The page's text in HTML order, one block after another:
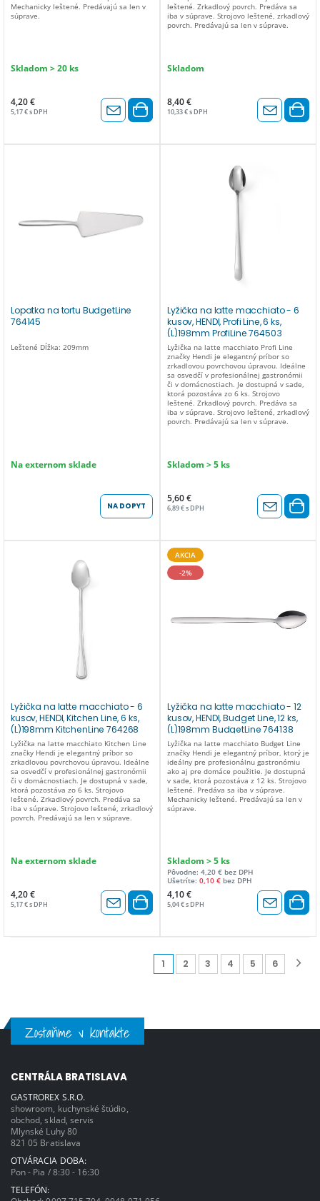
Mechanicky leštené. Predávajú sa len v
súprave.
Skladom > 20 ks
4,20 €
5,17 € s DPH
leštené. Zrkadlový povrch. Predáva sa
iba v súprave. Strojovo leštené, zrkadlový
povrch. Predávajú sa len v súprave.
Skladom
8,40 €
10,33 € s DPH
Lopatka na tortu BudgetLine
764145
Leštené Dĺžka: 209mm
Na externom sklade
NA DOPYT
Lyžička na latte macchiato - 6
kusov, HENDI, Profi Line, 6 ks,
(L)198mm ProfiLine 764503
Lyžička na latte macchiato Profi Line
značky Hendi je elegantný príbor so
zrkadlovou povrchovou úpravou. Ideálne
sa osvedčí v profesionálnej gastronómii
či v domácnostiach. Je dostupná v sade,
ktorá pozostáva zo 6 ks. Strojovo
leštené. Zrkadlový povrch. Predáva sa
iba v súprave. Strojovo leštené, zrkadlový
povrch. Predávajú sa len v súprave.
Skladom > 5 ks
5,60 €
6,89 € s DPH
Lyžička na latte macchiato - 6
kusov, HENDI, Kitchen Line, 6 ks,
(L)198mm KitchenLine 764268
Lyžička na latte macchiato Kitchen Line
značky Hendi je elegantný príbor so
zrkadlovou povrchovou úpravou. Ideálne
sa osvedčí v profesionálnej gastronómii
či v domácnostiach. Je dostupná v sade,
ktorá pozostáva zo 6 ks. Strojovo
leštené. Zrkadlový povrch. Predáva sa
iba v súprave. Strojovo leštené, zrkadlový
povrch. Predávajú sa len v súprave.
Na externom sklade
4,20 €
5,17 € s DPH
AKCIA
-2%
Lyžička na latte macchiato - 12
kusov, HENDI, Budget Line, 12 ks,
(L)198mm BudgetLine 764138
Lyžička na latte macchiato Budget Line
značky Hendi je elegantný príbor, ktorý je
ideálny pre profesionálnu gastronómiu
ako aj pre domáce použitie. Je dostupná
v sade, ktorá pozostáva z 12 ks. Strojovo
leštené. Predáva sa iba v súprave.
Mechanicky leštené. Predávajú sa len v
súprave.
Skladom > 5 ks
Pôvodne: 4,20 € bez DPH
Ušetríte: 0,10 € bez DPH
4,10 €
5,04 € s DPH
1 2 3 4 5 6
Zostaňme v kontakte
CENTRÁLA BRATISLAVA
GASTROREX S.R.O.
showroom, kuchynské štúdio,
obchod, sklad, servis
Mlynské Luhy 80
821 05 Bratislava
OTVÁRACIA DOBA:
Pon - Pia / 8:30 - 16:30
TELEFÓN: